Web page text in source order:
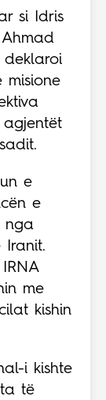
si Idris
deklaroi
misione
agjentët
e
e
nga
Iranit.
me
kishin
i kishte
të